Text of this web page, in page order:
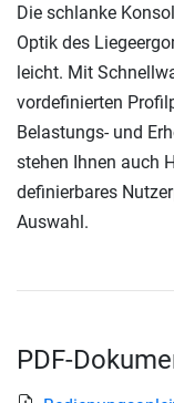
Die schlanke
Optik des
leicht. Mit
vordefinierten
Belastungs- und
stehen Ihnen auch
definierbares
Auswahl.
PDF-